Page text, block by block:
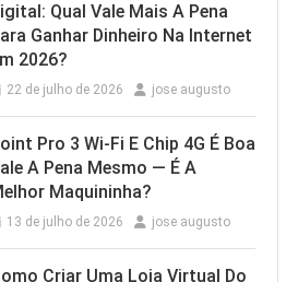
Qual Vale Mais A Pena
Ganhar Dinheiro Na Internet
2026?
22 de julho de 2026 jose augusto
Pro 3 Wi‑Fi E Chip 4G É Boa
A Pena Mesmo — É A
Maquininha?
13 de julho de 2026 jose augusto
Criar Uma Loja Virtual Do